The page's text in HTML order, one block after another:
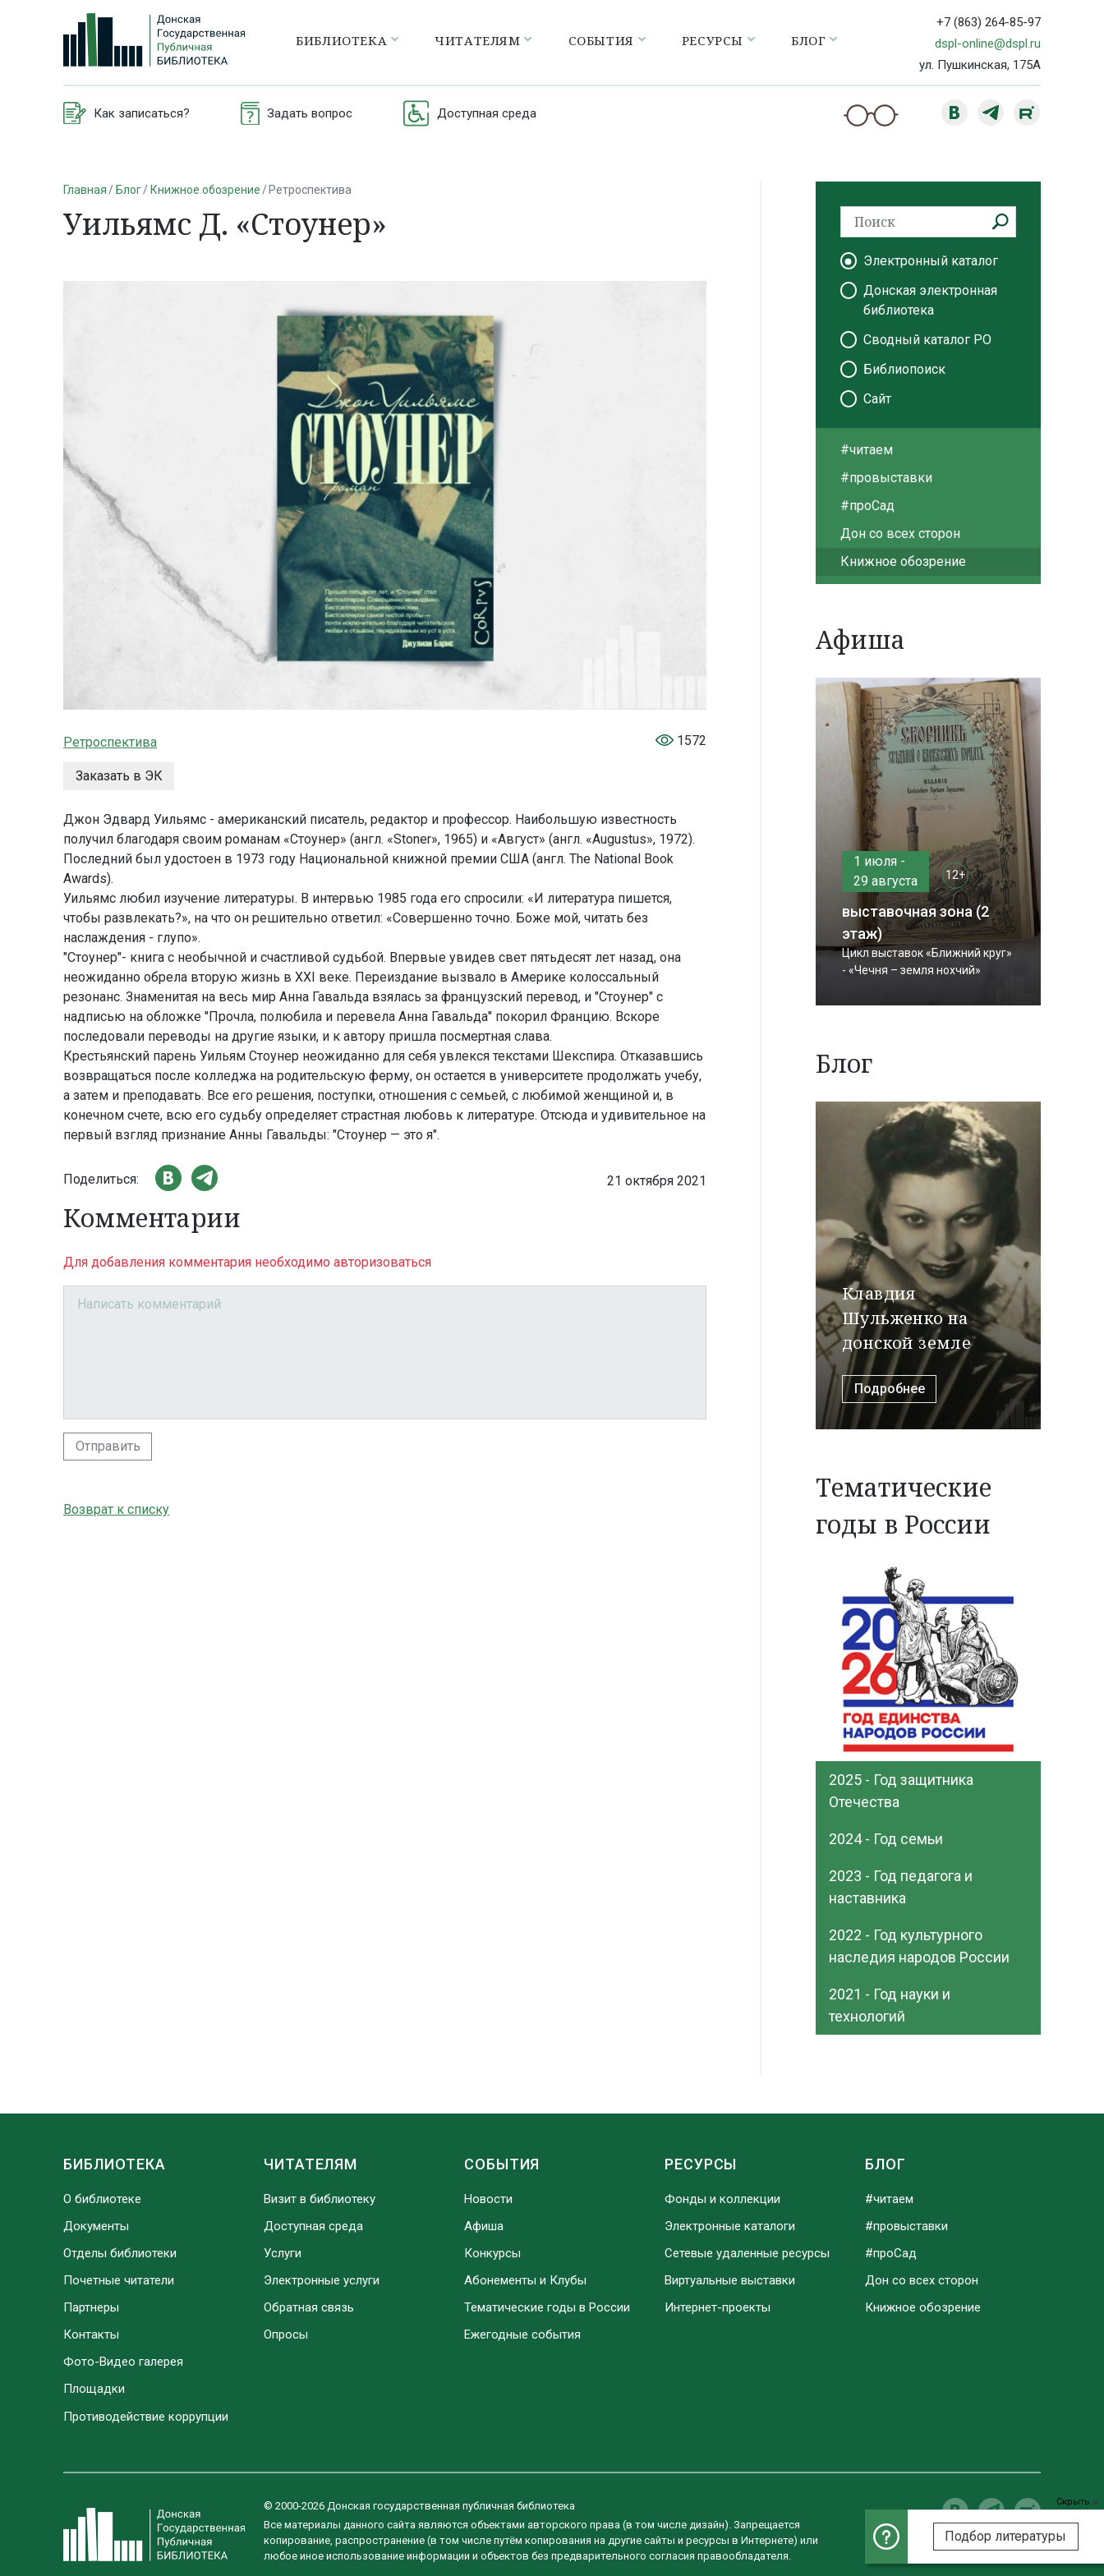
БИБЛИОТЕКА ЧИТАТЕЛЯМ СОБЫТИЯ РЕСУРСЫ БЛОГ
+7 (863) 264-85-97
dspl-online@dspl.ru
ул. Пушкинская, 175А
Как записаться? Задать вопрос Доступная среда
Главная Блог Книжное обозрение Ретроспектива
Уильямс Д. «Стоунер»
Ретроспектива
Заказать в ЭК
1572
Джон Эдвард Уильямс - американский писатель, редактор и профессор. Наибольшую известность
получил благодаря своим романам «Стоунер» (англ. «Stoner», 1965) и «Август» (англ. «Augustus», 1972).
Последний был удостоен в 1973 году Национальной книжной премии США (англ. The National Book
Awards).
Уильямс любил изучение литературы. В интервью 1985 года его спросили: «И литература пишется,
чтобы развлекать?», на что он решительно ответил: «Совершенно точно. Боже мой, читать без
наслаждения - глупо».
"Стоунер"- книга с необычной и счастливой судьбой. Впервые увидев свет пятьдесят лет назад, она
неожиданно обрела вторую жизнь в XXI веке. Переиздание вызвало в Америке колоссальный
резонанс. Знаменитая на весь мир Анна Гавальда взялась за французский перевод, и "Стоунер" с
надписью на обложке "Прочла, полюбила и перевела Анна Гавальда" покорил Францию. Вскоре
последовали переводы на другие языки, и к автору пришла посмертная слава.
Крестьянский парень Уильям Стоунер неожиданно для себя увлекся текстами Шекспира. Отказавшись
возвращаться после колледжа на родительскую ферму, он остается в университете продолжать учебу,
а затем и преподавать. Все его решения, поступки, отношения с семьей, с любимой женщиной и, в
конечном счете, всю его судьбу определяет страстная любовь к литературе. Отсюда и удивительное на
первый взгляд признание Анны Гавальды: "Стоунер — это я".
21 октября 2021
Поделиться:
Комментарии
Для добавления комментария необходимо авторизоваться
Отправить
Возврат к списку
Электронный каталог
Донская электронная
библиотека
Сводный каталог РО
Библиопоиск
Сайт
#читаем
#провыставки
#проСад
Дон со всех сторон
Книжное обозрение
Афиша
1 июля -
29 августа
12+
выставочная зона (2
этаж)
Цикл выставок «Ближний круг»
- «Чечня – земля нохчий»
Блог
Клавдия
Шульженко на
донской земле
Подробнее
Тематические
годы в России
2025 - Год защитника
Отечества
2024 - Год семьи
2023 - Год педагога и
наставника
2022 - Год культурного
наследия народов России
2021 - Год науки и
технологий
Скрыть
Подбор литературы
БИБЛИОТЕКА
О библиотеке
Документы
Отделы библиотеки
Почетные читатели
Партнеры
Контакты
Фото-Видео галерея
Площадки
Противодействие коррупции
ЧИТАТЕЛЯМ
Визит в библиотеку
Доступная среда
Услуги
Электронные услуги
Обратная связь
Опросы
СОБЫТИЯ
Новости
Афиша
Конкурсы
Абонементы и Клубы
Тематические годы в России
Ежегодные события
РЕСУРСЫ
Фонды и коллекции
Электронные каталоги
Сетевые удаленные ресурсы
Виртуальные выставки
Интернет-проекты
БЛОГ
#читаем
#провыставки
#проСад
Дон со всех сторон
Книжное обозрение
© 2000-2026 Донская государственная публичная библиотека
Все материалы данного сайта являются объектами авторского права (в том числе дизайн). Запрещается
копирование, распространение (в том числе путём копирования на другие сайты и ресурсы в Интернете) или
любое иное использование информации и объектов без предварительного согласия правообладателя.
Разработка сайта